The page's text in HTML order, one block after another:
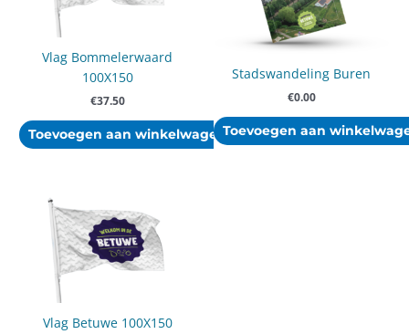
Vlag Bommelerwaard
100X150
€37.50
Toevoegen aan winkelwagen
Stadswandeling Buren
€0.00
Toevoegen aan
Vlag Betuwe 100X150